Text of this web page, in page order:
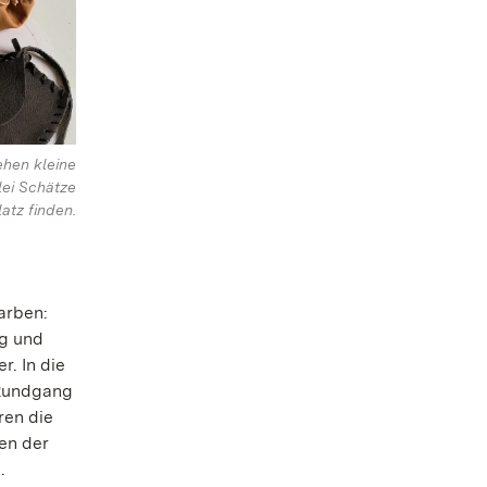
kleine
Schätze
finden.
und
In die
die
der